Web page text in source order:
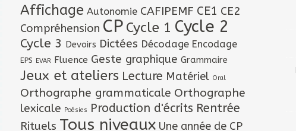
Affichage Autonomie CAFIPEMF CE1 CE2
Compréhension CP Cycle 1 Cycle 2
Cycle 3 Devoirs Dictées Décodage Encodage
EPS EVAR Fluence Geste graphique Grammaire
Jeux et ateliers Lecture Matériel Oral
Orthographe grammaticale Orthographe
lexicale Poésies Production d'écrits Rentrée
Rituels Tous niveaux Une année de CP